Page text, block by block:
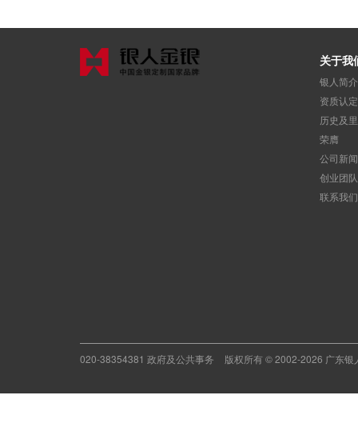
关于我
银人简介
资质认定
历史及
荣膺
公司新
创业团队